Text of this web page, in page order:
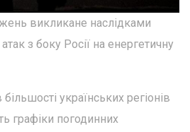
викликане наслідками
з боку Росії на енергетичну
українських регіонів
графіки погодинних